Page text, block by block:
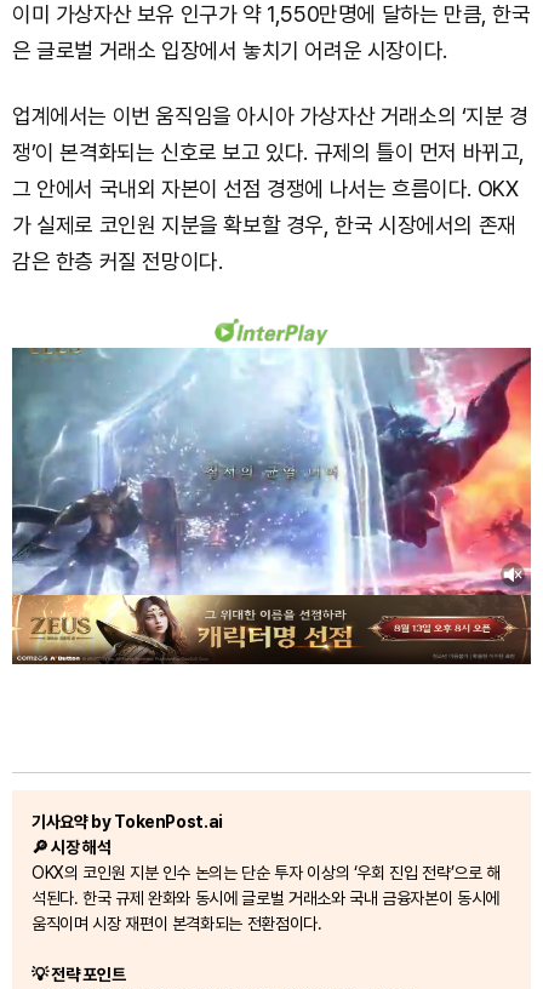
이미 가상자산 보유 인구가 약 1,550만명에 달하는 만큼, 한국
은 글로벌 거래소 입장에서 놓치기 어려운 시장이다.
업계에서는 이번 움직임을 아시아 가상자산 거래소의 ‘지분 경
쟁’이 본격화되는 신호로 보고 있다. 규제의 틀이 먼저 바뀌고,
그 안에서 국내외 자본이 선점 경쟁에 나서는 흐름이다. OKX
가 실제로 코인원 지분을 확보할 경우, 한국 시장에서의 존재
감은 한층 커질 전망이다.
기사요약 by TokenPost.ai
🔎 시장 해석
OKX의 코인원 지분 인수 논의는 단순 투자 이상의 ‘우회 진입 전략’으로 해
석된다. 한국 규제 완화와 동시에 글로벌 거래소와 국내 금융자본이 동시에
움직이며 시장 재편이 본격화되는 전환점이다.
💡 전략 포인트